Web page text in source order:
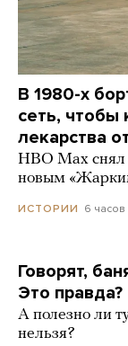
В 1980-х
сеть, чтобы
лекарства
HBO Max снял
новым
ИСТОРИИ 6 часов
Говорят,
Это правда?
А полезно ли
нельзя?